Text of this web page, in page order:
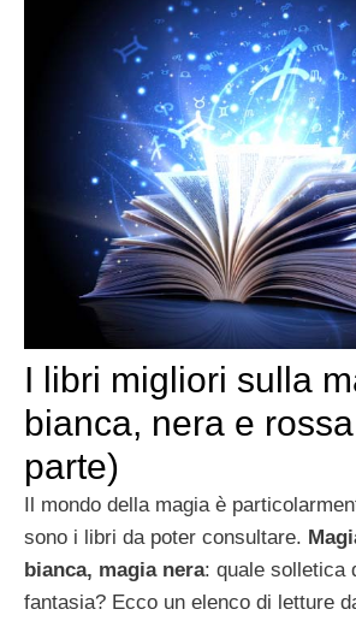
I libri migliori sulla
bianca, nera e
parte)
Il mondo della magia è
sono i libri da poter consultare.
bianca, magia nera: quale solletica
fantasia? Ecco un elenco di letture